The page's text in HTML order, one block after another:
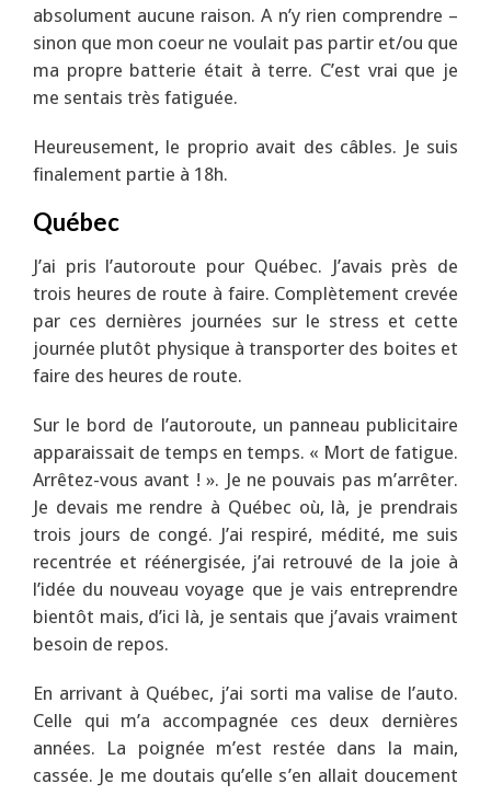
absolument aucune raison. A n’y rien comprendre –
sinon que mon coeur ne voulait pas partir et/ou que
ma propre batterie était à terre. C’est vrai que je
me sentais très fatiguée.
Heureusement, le proprio avait des câbles. Je suis
finalement partie à 18h.
Québec
J’ai pris l’autoroute pour Québec. J’avais près de
trois heures de route à faire. Complètement crevée
par ces dernières journées sur le stress et cette
journée plutôt physique à transporter des boites et
faire des heures de route.
Sur le bord de l’autoroute, un panneau publicitaire
apparaissait de temps en temps. « Mort de fatigue.
Arrêtez-vous avant ! ». Je ne pouvais pas m’arrêter.
Je devais me rendre à Québec où, là, je prendrais
trois jours de congé. J’ai respiré, médité, me suis
recentrée et réénergisée, j’ai retrouvé de la joie à
l’idée du nouveau voyage que je vais entreprendre
bientôt mais, d’ici là, je sentais que j’avais vraiment
besoin de repos.
En arrivant à Québec, j’ai sorti ma valise de l’auto.
Celle qui m’a accompagnée ces deux dernières
années. La poignée m’est restée dans la main,
cassée. Je me doutais qu’elle s’en allait doucement